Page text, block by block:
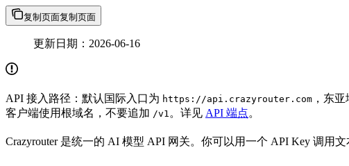
复制页面复制页面
更新日期：2026-06-16
API 接入路径：默认国际入口为 https://api.crazyrouter.com ，东
客户端使用根域名，不要追加 /v1 。详见 API 端点。
Crazyrouter 是统一的 AI 模型 API 网关。你可以用一个 API Key 调用